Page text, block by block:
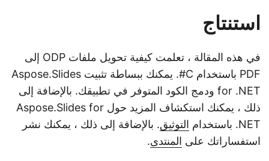
استنتاج
في هذه المقالة ، تعلمت كيفية تحويل ملفات ODP إلى
PDF باستخدام C#. يمكنك ببساطة تثبيت Aspose.Slides
for .NET ودمج الكود المتوفر في تطبيقك. بالإضافة إلى
ذلك ، يمكنك استكشاف المزيد حول Aspose.Slides for
.NET باستخدام
التوثيق. بالإضافة إلى ذلك ، يمكنك نشر
استفساراتك على المنتدى.